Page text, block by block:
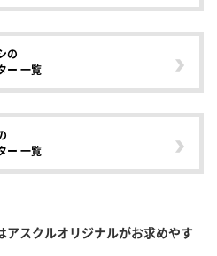
の
ー 一覧
ー 一覧
スクルオリジナルがお求めやす